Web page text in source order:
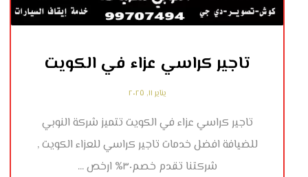
تاجير كراسي عزاء في الكويت
يناير ١١, ٢٠٢٥
تاجير كراسي عزاء في الكويت تتميز شركة النوبي
للضيافة افضل خدمات تاجير كراسي للعزاء الكويت ,
شركتنا تقدم خصم٣٠% ارخص ...